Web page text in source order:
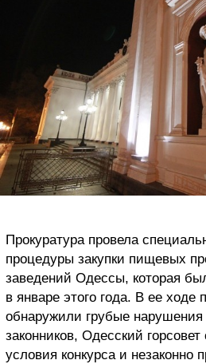
Прокуратура провела
процедуры закупки пищевых
заведений Одессы, которая
в январе этого года. В ее ходе
обнаружили грубые нарушения
законников, Одесский
условия конкурса и незаконно